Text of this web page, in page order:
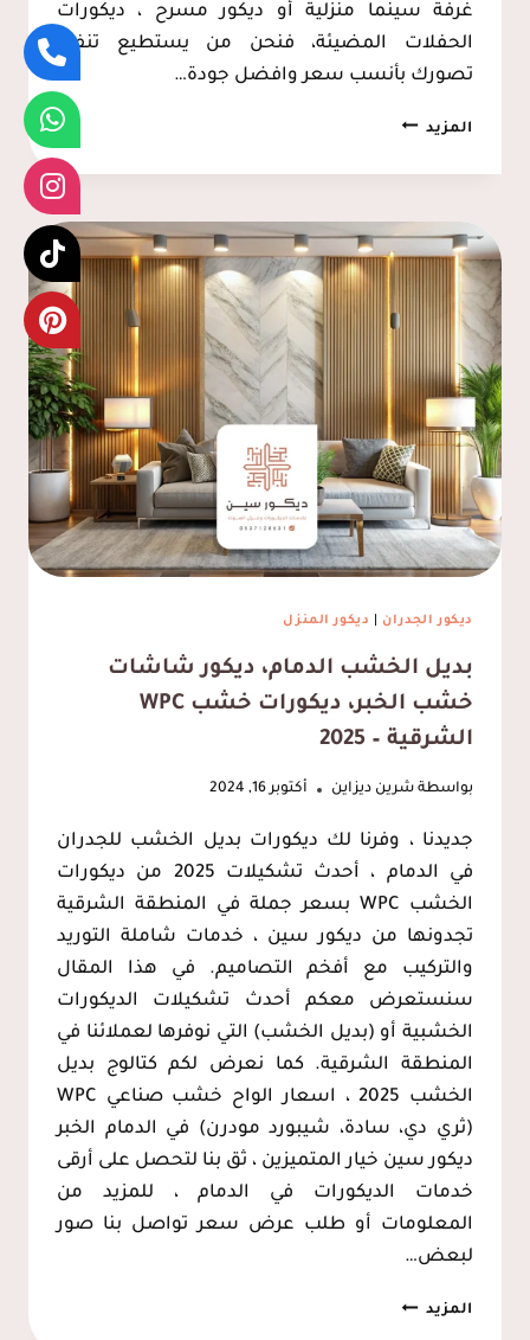
غرفة سينما منزلية أو ديكور مسرح ، ديكورات
الحفلات المضيئة، فنحن من يستطيع تنفيذ
تصورك بأنسب سعر وافضل جودة…
المزيدديكورات
الدمام،
تركيب
مودرن
ديكور
غرف
مضيئ
الشرقية
ديكور الجدران ديكور المنزل
بديل الخشب الدمام، ديكور شاشات
خشب الخبر، ديكورات خشب WPC
الشرقية – 2025
بواسطة شرين ديزاين أكتوبر 16, 2024
جديدنا ، وفرنا لك ديكورات بديل الخشب للجدران
في الدمام ، أحدث تشكيلات 2025 من ديكورات
الخشب WPC بسعر جملة في المنطقة الشرقية
تجدونها من ديكور سين ، خدمات شاملة التوريد
والتركيب مع أفخم التصاميم. في هذا المقال
سنستعرض معكم أحدث تشكيلات الديكورات
الخشبية أو (بديل الخشب) التي نوفرها لعملائنا في
المنطقة الشرقية. كما نعرض لكم كتالوج بديل
الخشب 2025 ، اسعار الواح خشب صناعي WPC
(ثري دي، سادة، شيبورد مودرن) في الدمام الخبر
ديكور سين خيار المتميزين ، ثق بنا لتحصل على أرقى
خدمات الديكورات في الدمام ، للمزيد من
المعلومات أو طلب عرض سعر تواصل بنا صور
لبعض…
المزيدبديل